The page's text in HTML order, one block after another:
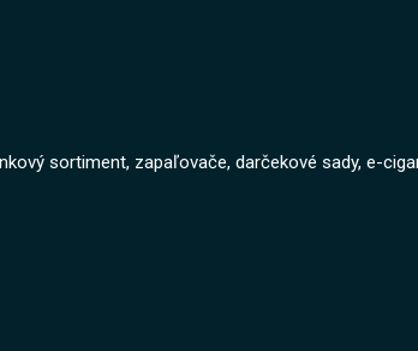
sortiment, zapaľovače, darčekové sady, e-